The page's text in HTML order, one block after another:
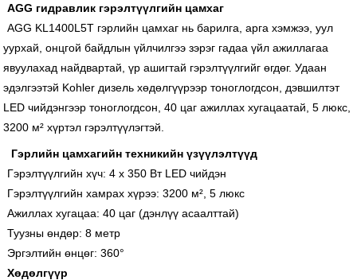
AGG гидравлик гэрэлтүүлгийн цамхаг
AGG KL1400L5T гэрлийн цамхаг нь барилга, арга хэмжээ, уул
уурхай, онцгой байдлын үйлчилгээ зэрэг гадаа үйл ажиллагаа
явуулахад найдвартай, үр ашигтай гэрэлтүүлгийг өгдөг. Удаан
эдэлгээтэй Kohler дизель хөдөлгүүрээр тоноглогдсон, дэвшилтэт
LED чийдэнгээр тоноглогдсон, 40 цаг ажиллах хугацаатай, 5 люкс,
3200 м² хүртэл гэрэлтүүлэгтэй.
Гэрлийн цамхагийн техникийн үзүүлэлтүүд
Гэрэлтүүлгийн хүч: 4 х 350 Вт LED чийдэн
Гэрэлтүүлгийн хамрах хүрээ: 3200 м², 5 люкс
Ажиллах хугацаа: 40 цаг (дэнлүү асаалттай)
Туузны өндөр: 8 метр
Эргэлтийн өнцөг: 360°
Хөдөлгүүр